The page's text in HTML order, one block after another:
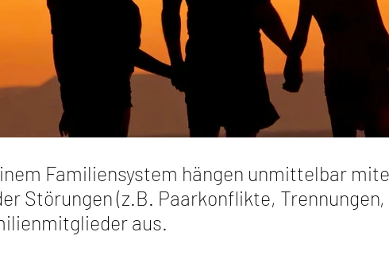
Familiensystem hängen unmittelbar
Störungen (z.B. Paarkonflikte,
aus.